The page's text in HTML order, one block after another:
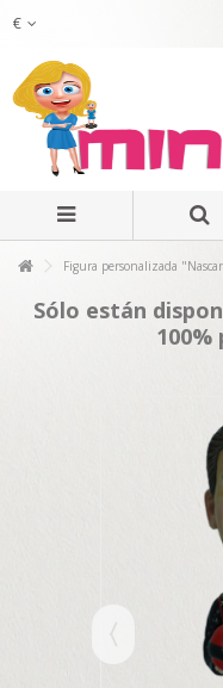
€
Figura personalizada
Sólo están
100%